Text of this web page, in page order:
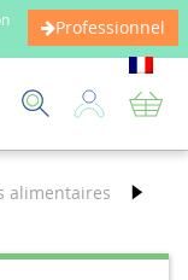
Professionnel
alimentaires